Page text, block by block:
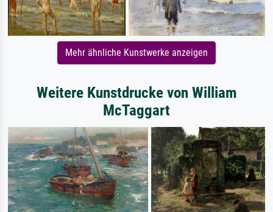
Mehr ähnliche Kunstwerke anzeigen
Weitere Kunstdrucke von William
McTaggart